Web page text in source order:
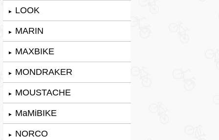
► LOOK
► MARIN
► MAXBIKE
► MONDRAKER
► MOUSTACHE
► MaMiBIKE
► NORCO